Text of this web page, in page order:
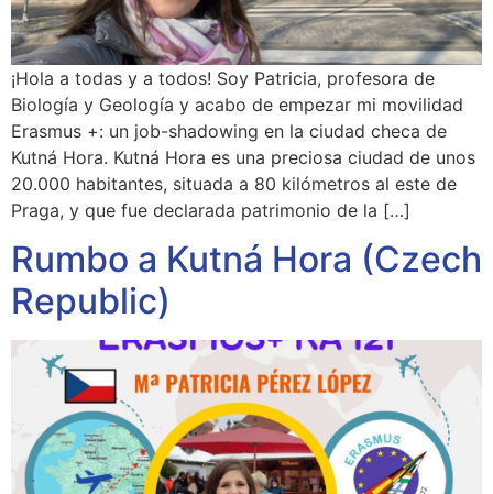
¡Hola a todas y a todos! Soy Patricia, profesora de
Biología y Geología y acabo de empezar mi movilidad
Erasmus +: un job-shadowing en la ciudad checa de
Kutná Hora. Kutná Hora es una preciosa ciudad de unos
20.000 habitantes, situada a 80 kilómetros al este de
Praga, y que fue declarada patrimonio de la […]
Rumbo a Kutná Hora (Czech
Republic)